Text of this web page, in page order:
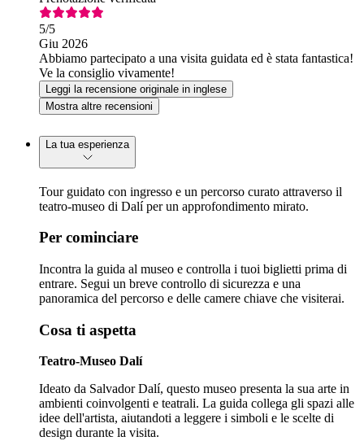
5/5
Giu 2026
Abbiamo partecipato a una visita guidata ed è stata fantastica!
Ve la consiglio vivamente!
Leggi la recensione originale in inglese
Mostra altre recensioni
La tua esperienza
Tour guidato con ingresso e un percorso curato attraverso il
teatro-museo di Dalí per un approfondimento mirato.
Per cominciare
Incontra la guida al museo e controlla i tuoi biglietti prima di
entrare. Segui un breve controllo di sicurezza e una
panoramica del percorso e delle camere chiave che visiterai.
Cosa ti aspetta
Teatro-Museo Dalí
Ideato da Salvador Dalí, questo museo presenta la sua arte in
ambienti coinvolgenti e teatrali. La guida collega gli spazi alle
idee dell'artista, aiutandoti a leggere i simboli e le scelte di
design durante la visita.